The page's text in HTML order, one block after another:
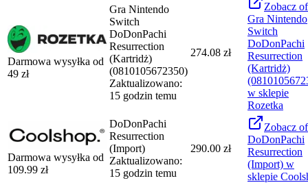
Darmowa wysyłka od
49 zł
Gra Nintendo
Switch
DoDonPachi
Resurrection
(Kartridż)
(0810105672350)
Zaktualizowano:
15 godzin temu
274.08 zł
Zobacz
Gra Nintendo
Switch
DoDonPachi
Resurrection
(Kartridż)
w sklepie
Rozetka
Darmowa wysyłka od
109.99 zł
DoDonPachi
Resurrection
(Import)
Zaktualizowano:
15 godzin temu
290.00 zł
Zobacz
DoDonPachi
Resurrection
(Import) w
sklepie